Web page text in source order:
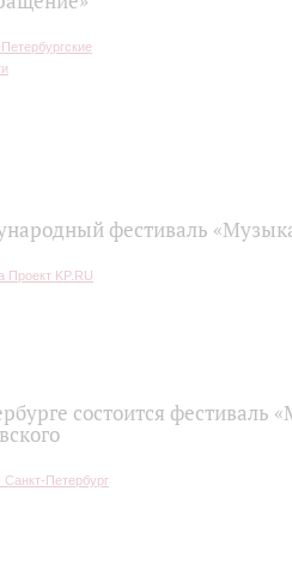
фестиваль
состоится фестиваль